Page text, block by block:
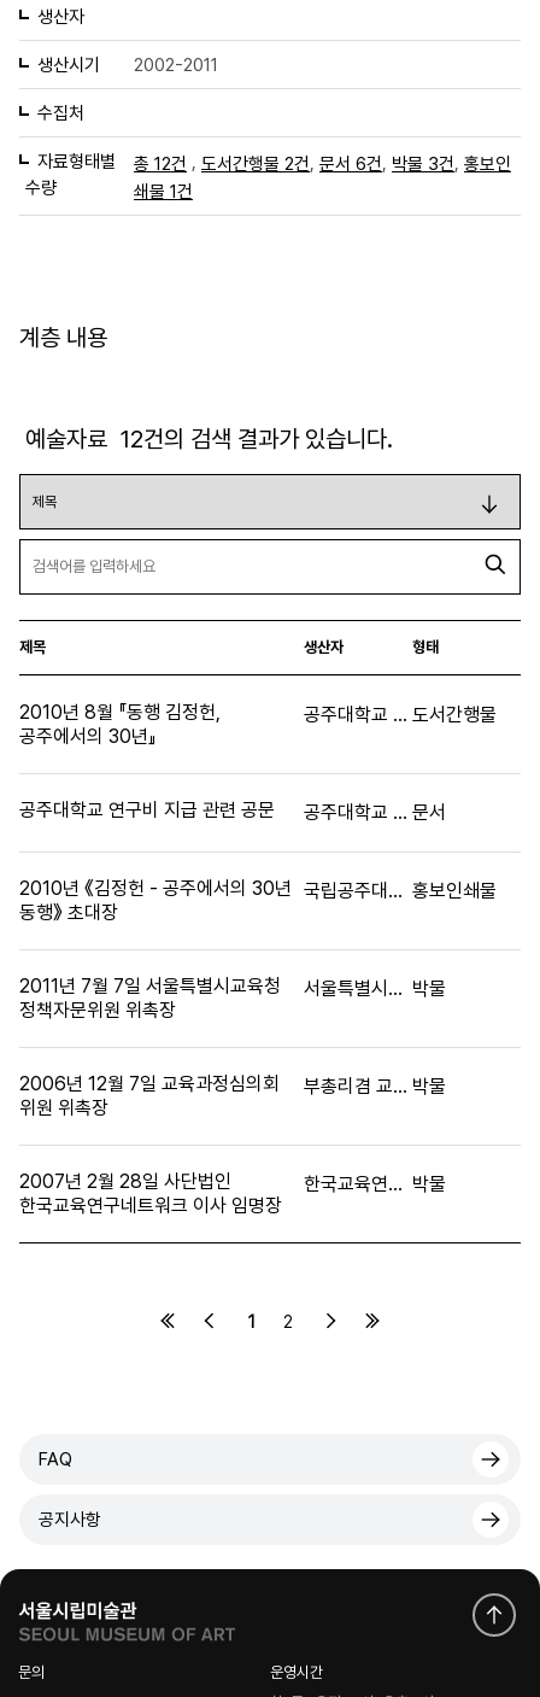
생산자
생산시기 2002-2011
수집처
자료형태별
수량
총 12건 , 도서간행물 2건 문서 6건 박물 3건 홍보인
쇄물 1건
계층 내용
예술자료 12건의 검색 결과가 있습니다.
제목 생산자 형태
2010년 8월 『동행 김정헌,
공주에서의 30년』
공주대학교 사범대학 미술교육과 도서간행물
공주대학교 연구비 지급 관련 공문 공주대학교 총장 문서
2010년 《김정헌 - 공주에서의 30년
동행》 초대장
국립공주대학교 홍보인쇄물
2011년 7월 7일 서울특별시교육청
정책자문위원 위촉장
서울특별시교육감 곽노현 박물
2006년 12월 7일 교육과정심의회
위원 위촉장
부총리겸 교육인적자원부장관 김신일 박물
2007년 2월 28일 사단법인
한국교육연구네트워크 이사 임명장
한국교육연구네트워크 이사장 박도순 박물
1 2
FAQ
공지사항
문의
운영시간